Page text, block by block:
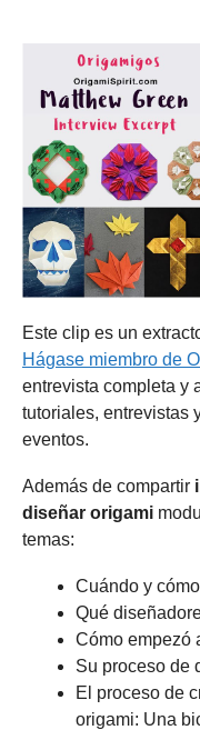
Este clip es un
Hágase miembro de
entrevista completa y
tutoriales, entrevistas
eventos.
Además de compartir
diseñar origami
temas:
Cuándo y
Qué
Cómo empezó
Su proceso de
El proceso de
origami: Una